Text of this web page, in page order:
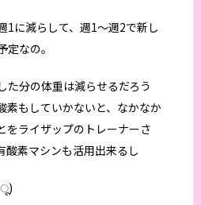
1に減らして、週1〜週2で新し
なの。
た分の体重は減らせるだろう
素もしていかないと、なかなか
をライザップのトレーナーさ
酸素マシンも活用出来るし
ू)